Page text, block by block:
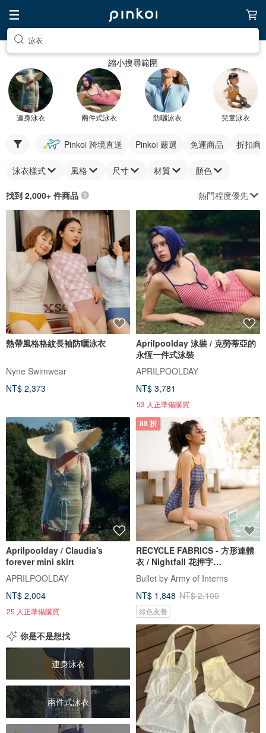
泳衣
縮小搜尋範圍
連身泳衣 兩件式泳衣 防曬泳衣 兒童泳衣
Pinkoi 跨境直送 Pinkoi 嚴選 免運商品 折扣商
泳衣樣式 風格 尺寸 材質 顏色
找到 2,000+ 件商品 熱門程度優先
熱帶風格格紋長袖防曬泳衣
Nyne Swimwear
NT$ 2,373
Aprilpoolday 泳裝 / 克勞蒂亞的
永恆一件式泳裝
APRILPOOLDAY
NT$ 3,781
53 人正準備購買
Aprilpoolday / Claudia's
forever mini skirt
APRILPOOLDAY
NT$ 2,004
25 人正準備購買
88 折
RECYCLE FABRICS - 方形連體
衣 / Nightfall 花押字
BLT064NIGH
Bullet by Army of Interns
NT$ 1,848 NT$ 2,100
綠色友善
你是不是想找
連身泳衣
兩件式泳衣